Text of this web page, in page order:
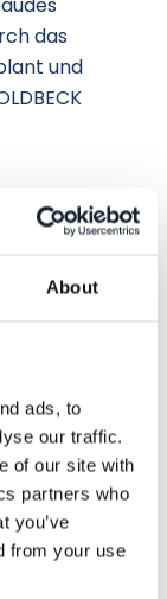
About
ads, to
our traffic.
of our site with
partners who
you’ve
from your use
das
und
Vorfeld als
bei
dem
Übergang
stolz
Reutlingen
zum
Moritz